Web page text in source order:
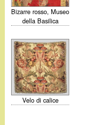
Bizarre rosso, Museo
della Basilica
Velo di calice